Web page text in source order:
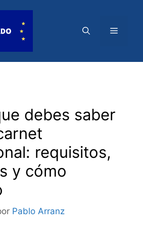
Menú
debes saber
requisitos,
y cómo
Pablo Arranz